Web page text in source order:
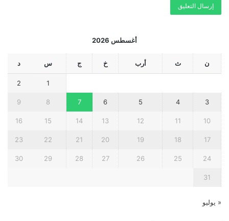
أغسطس 2026
ن ث أرب خ ج س د
1
2
3
4
5
6
7
8
9
10
11
12
13
14
15
16
17
18
19
20
21
22
23
24
25
26
27
28
29
30
31
« يوليو